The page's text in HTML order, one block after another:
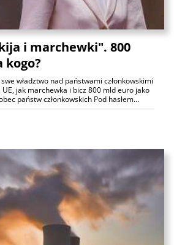
i marchewki". 800
kogo?
władztwo nad państwami członkowskimi
jak marchewka i bicz 800 mld euro jako
państw członkowskich Pod hasłem…